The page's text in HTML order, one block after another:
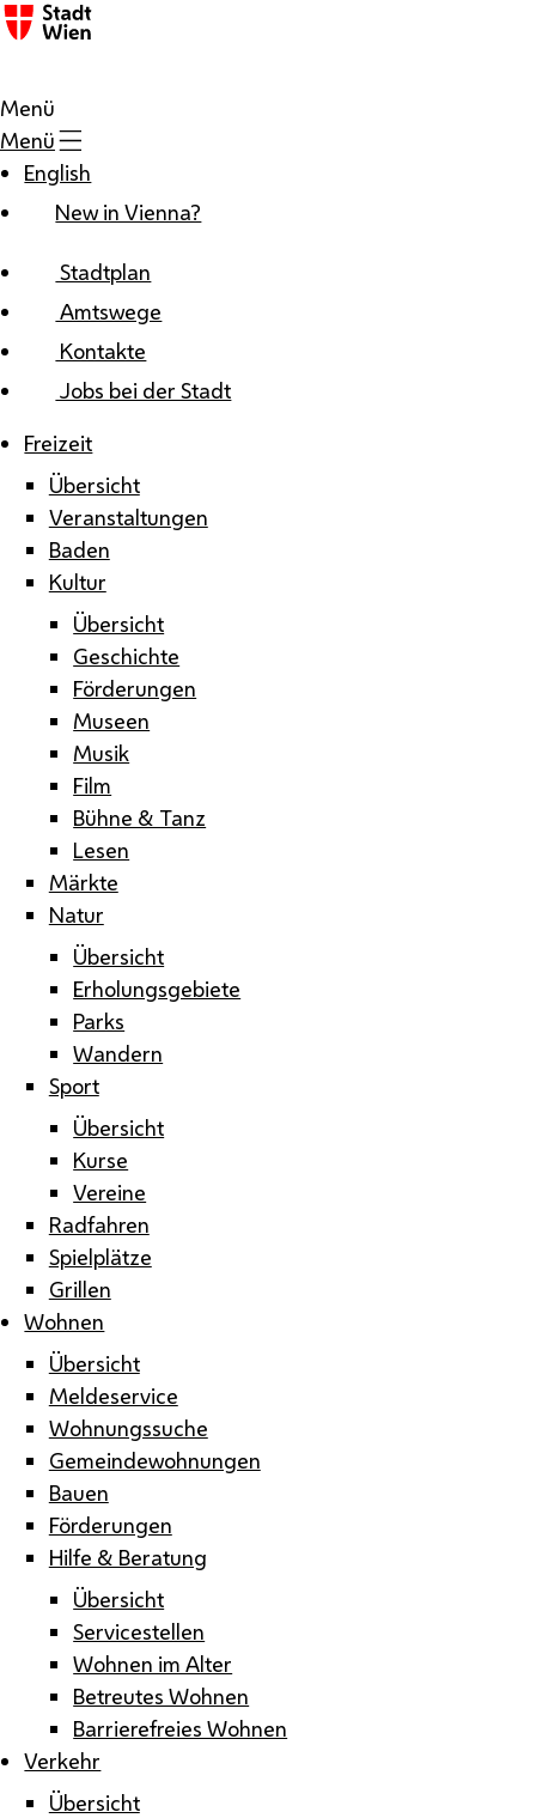
Zum Inhalt
Menü
Menü
English
New in Vienna?
Stadtplan
Amtswege
Kontakte
Jobs bei der Stadt
Freizeit
Übersicht
Veranstaltungen
Baden
Kultur
Übersicht
Geschichte
Förderungen
Museen
Musik
Film
Bühne & Tanz
Lesen
Märkte
Natur
Übersicht
Erholungsgebiete
Parks
Wandern
Sport
Übersicht
Kurse
Vereine
Radfahren
Spielplätze
Grillen
Wohnen
Übersicht
Meldeservice
Wohnungssuche
Gemeindewohnungen
Bauen
Förderungen
Hilfe & Beratung
Übersicht
Servicestellen
Wohnen im Alter
Betreutes Wohnen
Barrierefreies Wohnen
Verkehr
Übersicht